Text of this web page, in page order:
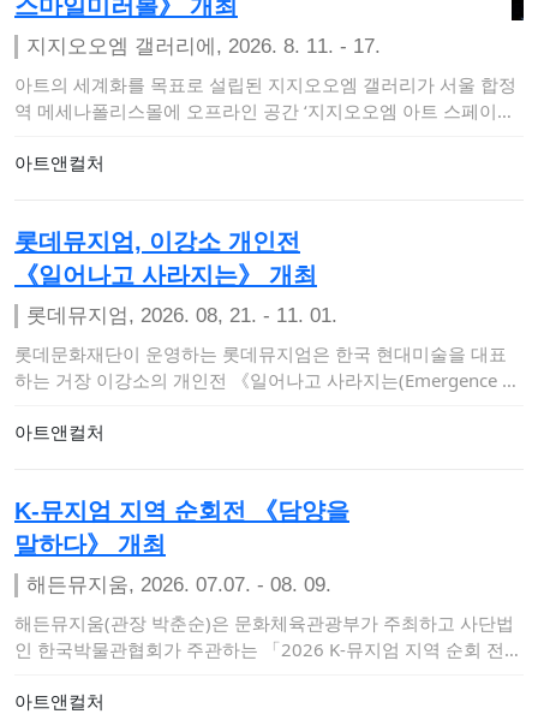
스마일미러볼》 개최
지지오오엠 갤러리에, 2026. 8. 11. - 17.
아트의 세계화를 목표로 설립된 지지오오엠 갤러리가 서울 합정
역 메세나폴리스몰에 오프라인 공간 ‘지지오오엠 아트 스페이스
아트앤컬처
롯데뮤지엄, 이강소 개인전
《일어나고 사라지는》 개최
롯데뮤지엄, 2026. 08, 21. - 11. 01.
롯데문화재단이 운영하는 롯데뮤지엄은 한국 현대미술을 대표
하는 거장 이강소의 개인전 《일어나고 사라지는(Emergence an
아트앤컬처
K-뮤지엄 지역 순회전 《담양을
말하다》 개최
해든뮤지움, 2026. 07.07. - 08. 09.
해든뮤지움(관장 박춘순)은 문화체육관광부가 주최하고 사단법
인 한국박물관협회가 주관하는 「2026 K-뮤지엄 지역 순회 전시
아트앤컬처